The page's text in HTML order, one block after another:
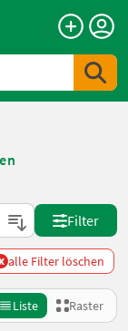
Filter
alle Filter löschen
Liste Raster